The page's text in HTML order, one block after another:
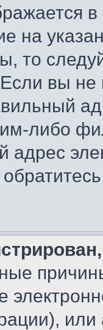
на
то
вы
либо
адрес